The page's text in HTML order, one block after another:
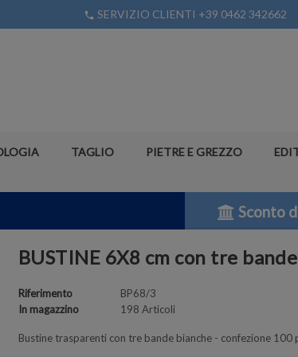
phone SERVIZIO CLIENTI +39 0462 342662
TAGLIO PIETRE E GREZZO
Sconto
BUSTINE 6X8 cm con tre bande
Riferimento
BP68/3
In magazzino
198 Articoli
Bustine trasparenti con tre bande bianche - confezione 100